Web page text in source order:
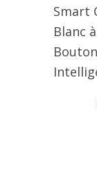
Smart
Blanc